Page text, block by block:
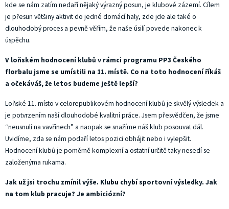
kde se nám zatím nedaří nějaký výrazný posun, je klubové zázemí. Cílem
je přesun většiny aktivit do jedné domácí haly, zde jde ale také o
dlouhodobý proces a pevně věřím, že naše úsilí povede nakonec k
úspěchu.
V loňském hodnocení klubů v rámci programu PP3 Českého
florbalu jsme se umístili na 11. místě. Co na toto hodnocení říkáš
a očekáváš, že letos budeme ještě lepší?
Loňské 11. místo v celorepublikovém hodnocení klubů je skvělý výsledek a
je potvrzením naší dlouhodobé kvalitní práce. Jsem přesvědčen, že jsme
“neusnuli na vavřínech” a naopak se snažíme náš klub posouvat dál.
Uvidíme, zda se nám podaří letos pozici obhájit nebo i vylepšit.
Hodnocení klubů je poměrně komplexní a ostatní určitě taky nesedí se
založenýma rukama.
Jak už jsi trochu zmínil výše. Klubu chybí sportovní výsledky. Jak
na tom klub pracuje? Je ambiciózní?